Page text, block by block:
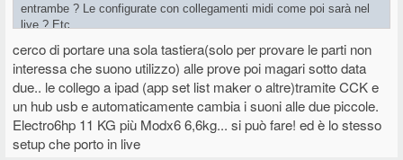
entrambe ? Le configurate con collegamenti midi come poi sarà nel
live ? Etc.
di usare una tastiera sola, magari complicando un po' la
configurazione.
Grazie e saluti
D
cerco di portare una sola tastiera(solo per provare le parti non
interessa che suono utilizzo) alle prove poi magari sotto data
due.. le collego a ipad (app set list maker o altre)tramite CCK e
un hub usb e automaticamente cambia i suoni alle due piccole.
Electro6hp 11 KG più Modx6 6,6kg... si può fare! ed è lo stesso
setup che porto in live